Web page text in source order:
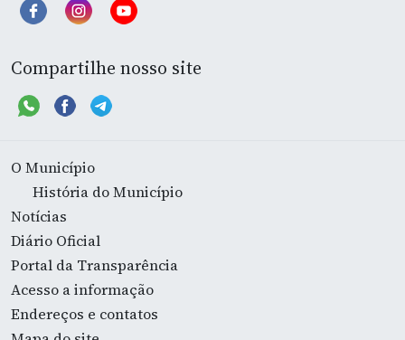
Compartilhe nosso site
O Município
História do Município
Notícias
Diário Oficial
Portal da Transparência
Acesso a informação
Endereços e contatos